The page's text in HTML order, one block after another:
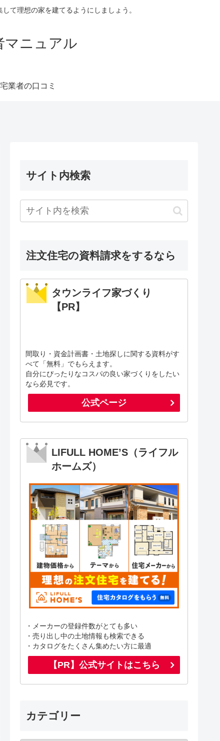
て理想の家を建てるようにしましょう。
マニュアル
業者の口コミ
サイト内検索
注文住宅の資料請求をするなら
タウンライフ家づくり
【PR】
間取り・資金計画書・土地探しに関する資料がす
べて「無料」でもらえます。
自分にぴったりなコスパの良い家づくりをしたい
なら必見です。
公式ページ
LIFULL HOME’S（ライフル
ホームズ）
・メーカーの登録件数がとても多い
・売り出し中の土地情報も検索できる
・カタログをたくさん集めたい方に最適
【PR】公式サイトはこちら
カテゴリー